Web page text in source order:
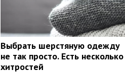
Выбрать шерстяную одежду
не так просто. Есть несколько
хитростей